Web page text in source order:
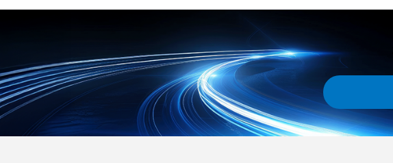
まされる現場での防虫対策 ●食品工
場等における手軽で確実なフードデ
内部のロック機構により接続機器を
選ばない万能仕様 ●工具や加工が一
切不要でワンタッチ装着が可能な抜
け防止構造 ●UL規格準拠のホスピ
タルグレードや医用プラグJIS規格
に適合 【用途・事例】 ●医療現場
における各種医療機器の電源誤脱事
故防止 ●頻繁な抜き差しを必要とし